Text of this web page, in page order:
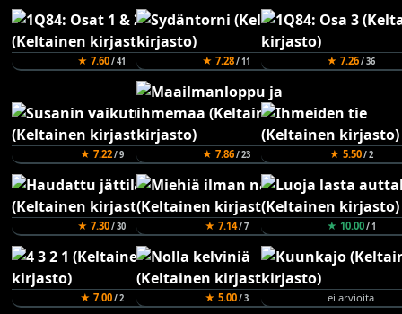
★ 7.60/ 41 ★ 7.28/ 11 ★ 7.26/ 36
★ 7.22/ 9 ★ 7.86/ 23 ★ 5.50/ 2
★ 7.30/ 30 ★ 7.14/ 7 ★ 10.00/ 1
★ 7.00/ 2 ★ 5.00/ 3 ei arvioita